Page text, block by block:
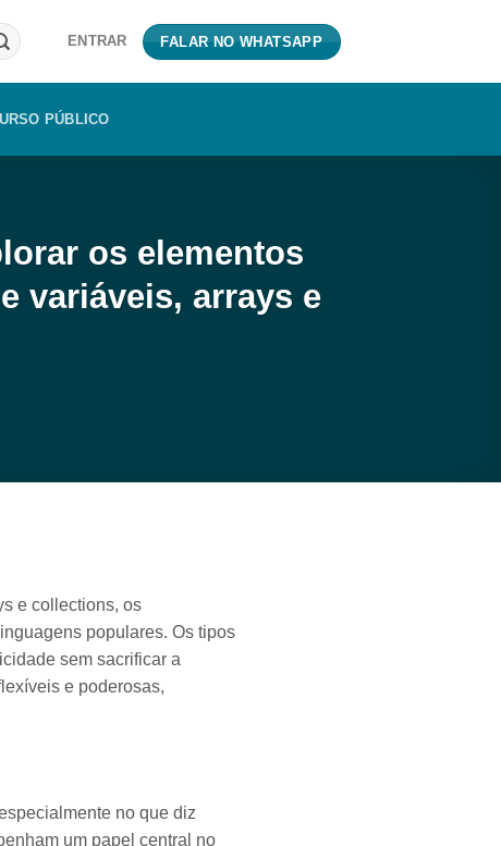
ENTRAR FALAR NO WHATSAPP
PÚBLICO
os elementos
variáveis, arrays e
e collections, os
populares. Os tipos
sem sacrificar a
e poderosas,
no que diz
um papel central no